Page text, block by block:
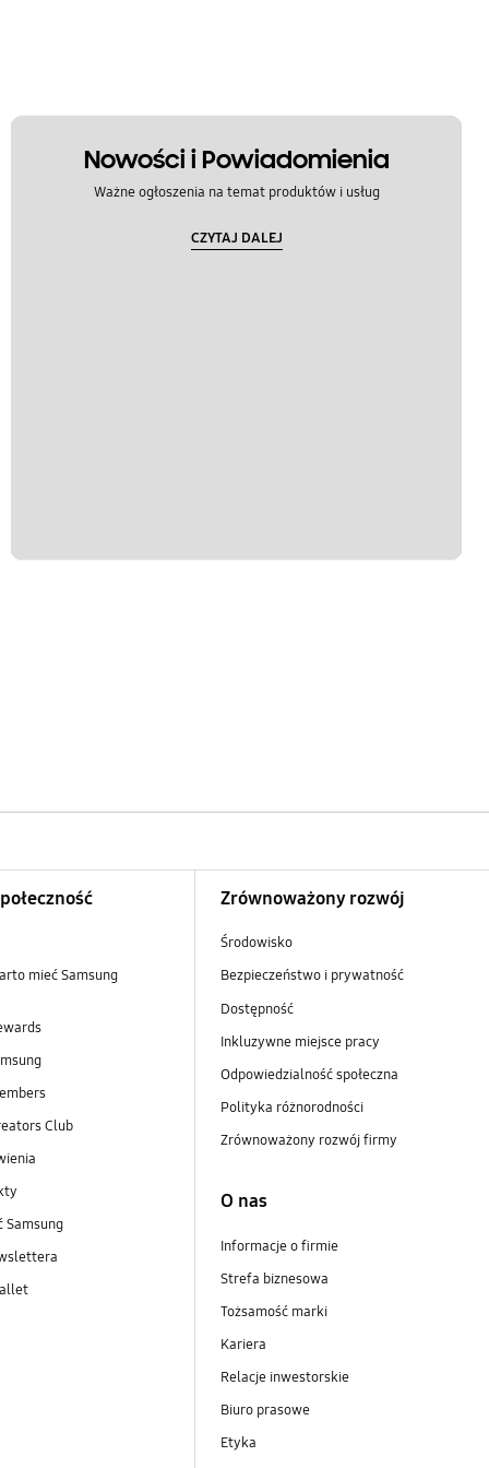
Nowości i Powiadomienia
Ważne ogłoszenia na temat produktów i usług
CZYTAJ DALEJ
mieć Samsung
Club
Samsung
Zrównoważony rozwój
Środowisko
Bezpieczeństwo i prywatność
Dostępność
Inkluzywne miejsce pracy
Odpowiedzialność społeczna
Polityka różnorodności
Zrównoważony rozwój firmy
O nas
Informacje o firmie
Strefa biznesowa
Tożsamość marki
Kariera
Relacje inwestorskie
Biuro prasowe
Etyka